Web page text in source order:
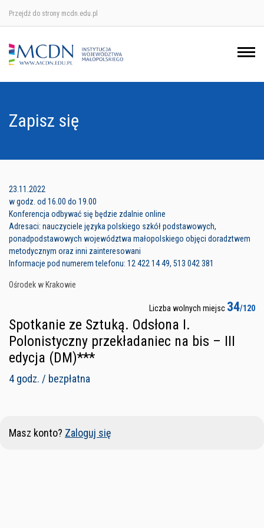
Przejdź do strony mcdn.edu.pl
Zapisz się
23.11.2022
w godz. od 16.00 do 19.00
Konferencja odbywać się będzie zdalnie online
Adresaci: nauczyciele języka polskiego szkół podstawowych,
ponadpodstawowych województwa małopolskiego objęci doradztwem
metodycznym oraz inni zainteresowani
Informacje pod numerem telefonu: 12 422 14 49, 513 042 381
Ośrodek w Krakowie
Liczba wolnych miejsc 34/120
Spotkanie ze Sztuką. Odsłona I.
Polonistyczny przekładaniec na bis – III
edycja (DM)***
4 godz. / bezpłatna
Masz konto? Zaloguj się
Ośrodek w Krakowie
Ośrodek w Nowym Sączu
Ośrodek w Tarnowie